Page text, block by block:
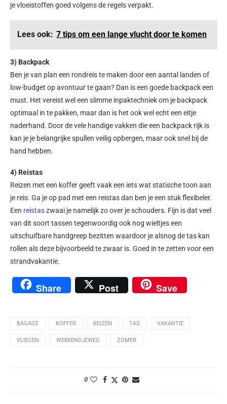
je vloeistoffen goed volgens de regels verpakt.
Lees ook: 7 tips om een lange vlucht door te komen
3) Backpack
Ben je van plan een rondreis te maken door een aantal landen of
low-budget op avontuur te gaan? Dan is een goede backpack een
must. Het vereist wel een slimme inpaktechniek om je backpack
optimaal in te pakken, maar dan is het ook wel echt een eitje
naderhand. Door de vele handige vakken die een backpack rijk is
kan je je belangrijke spullen veilig opbergen, maar ook snel bij de
hand hebben.
4) Reistas
Reizen met een koffer geeft vaak een iets wat statische toon aan
je reis. Ga je op pad met een reistas dan ben je een stuk flexibeler.
Een reistaszwaai je namelijk zo over je schouders. Fijn is dat veel
van dit soort tassen tegenwoordig ook nog wieltjes een
uitschuifbare handgreep bezitten waardoor je alsnog de tas kan
rollen als deze bijvoorbeeld te zwaar is. Goed in te zetten voor een
strandvakantie.
Share Post Save
BAGAGE KOFFER REIZEN TAS VAKANTIE
VLIEGEN WEEKENDJEWEG ZOMER
0